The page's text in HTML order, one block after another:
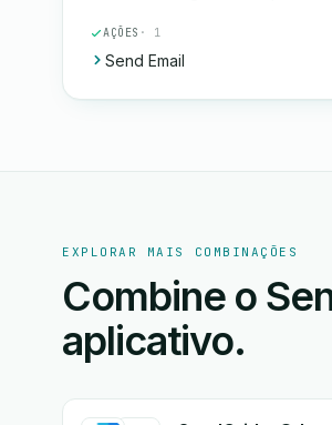
AÇÕES · 1
Send Email
EXPLORAR MAIS COMBINAÇÕES
Combine o
aplicativo.